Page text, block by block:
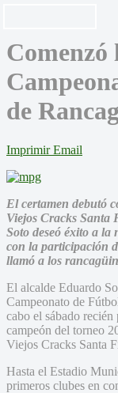
de
Imprimir Email
El certamen debutó
Viejos Cracks Santa
Soto deseó éxito a la
con la participación
llamó a los
El alcalde Eduardo
Campeonato de
cabo el sábado
campeón del torneo
Viejos Cracks Santa
Hasta el Estadio
primeros clubes en